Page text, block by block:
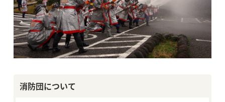
消防団について